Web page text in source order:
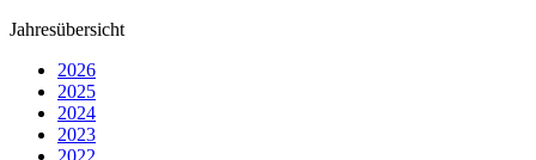
Jahresübersicht
2026
2025
2024
2023
2022